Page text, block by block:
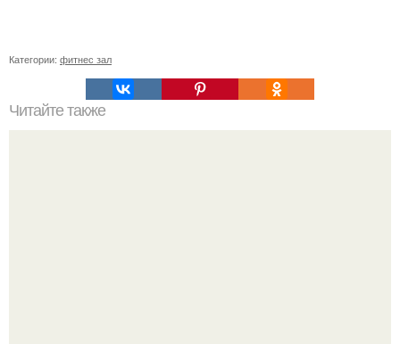
Категории: фитнес зал
Читайте также